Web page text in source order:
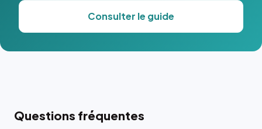
Consulter le guide
Questions fréquentes